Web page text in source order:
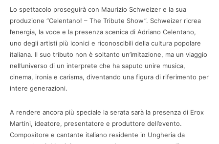
Lo spettacolo proseguirà con Maurizio Schweizer e la sua
produzione “Celentano! – The Tribute Show”. Schweizer ricrea
l’energia, la voce e la presenza scenica di Adriano Celentano,
uno degli artisti più iconici e riconoscibili della cultura popolare
italiana. Il suo tributo non è soltanto un’imitazione, ma un viaggio
nell’universo di un interprete che ha saputo unire musica,
cinema, ironia e carisma, diventando una figura di riferimento per
intere generazioni.
A rendere ancora più speciale la serata sarà la presenza di Erox
Martini, ideatore, presentatore e produttore dell’evento.
Compositore e cantante italiano residente in Ungheria da